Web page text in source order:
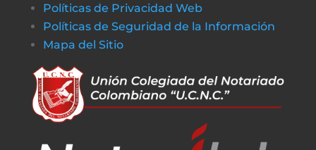
Políticas de Privacidad Web
Políticas de Seguridad de la Información
Mapa del Sitio